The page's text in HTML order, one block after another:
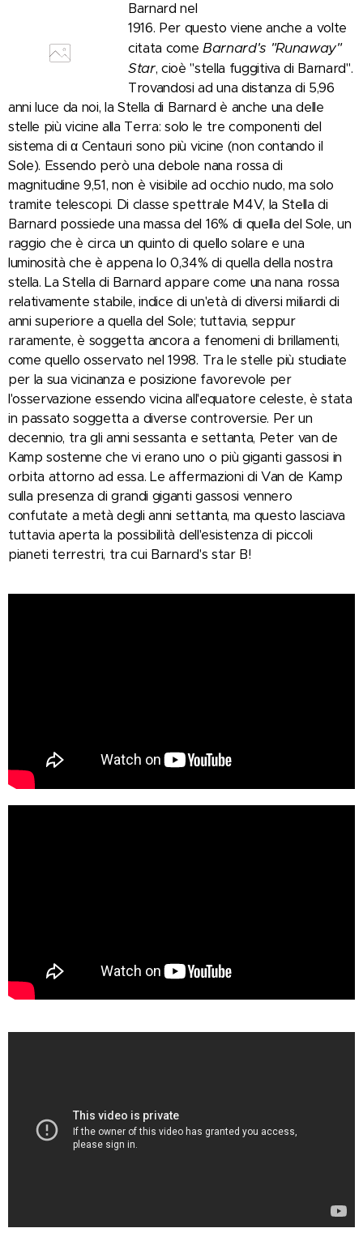
Barnard nel
1916. Per questo viene anche a volte
citata come Barnard's "Runaway"
Star, cioè "stella fuggitiva di Barnard".
Trovandosi ad una distanza di 5,96
anni luce da noi, la Stella di Barnard è anche una delle
stelle più vicine alla Terra: solo le tre componenti del
sistema di α Centauri sono più vicine (non contando il
Sole). Essendo però una debole nana rossa di
magnitudine 9,51, non è visibile ad occhio nudo, ma solo
tramite telescopi. Di classe spettrale M4V, la Stella di
Barnard possiede una massa del 16% di quella del Sole, un
raggio che è circa un quinto di quello solare e una
luminosità che è appena lo 0,34% di quella della nostra
stella. La Stella di Barnard appare come una nana rossa
relativamente stabile, indice di un'età di diversi miliardi di
anni superiore a quella del Sole; tuttavia, seppur
raramente, è soggetta ancora a fenomeni di brillamenti,
come quello osservato nel 1998. Tra le stelle più studiate
per la sua vicinanza e posizione favorevole per
l'osservazione essendo vicina all'equatore celeste, è stata
in passato soggetta a diverse controversie. Per un
decennio, tra gli anni sessanta e settanta, Peter van de
Kamp sostenne che vi erano uno o più giganti gassosi in
orbita attorno ad essa. Le affermazioni di Van de Kamp
sulla presenza di grandi giganti gassosi vennero
confutate a metà degli anni settanta, ma questo lasciava
tuttavia aperta la possibilità dell'esistenza di piccoli
pianeti terrestri, tra cui Barnard's star B!